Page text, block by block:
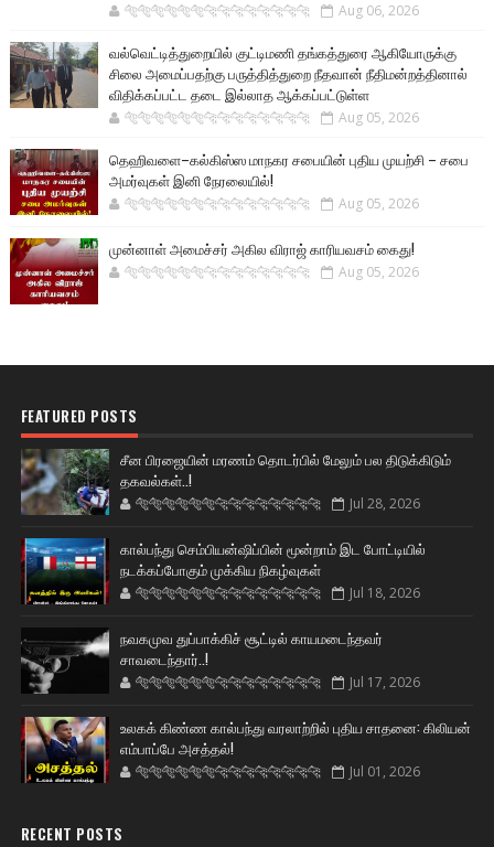
🐅🐅🐅🐅🐅🐅🐆🐆🐆🐆🐆🐆🐆🐆 Aug 06, 2026
வல்வெட்டித்துறையில் குட்டிமணி தங்கத்துரை ஆகியோருக்கு
சிலை அமைப்பதற்கு பருத்தித்துறை நீதவான் நீதிமன்றத்தினால்
விதிக்கப்பட்ட தடை இல்லாத ஆக்கப்பட்டுள்ள
🐅🐅🐅🐅🐅🐅🐆🐆🐆🐆🐆🐆🐆🐆 Aug 05, 2026
தெஹிவளை–கல்கிஸ்ஸ மாநகர சபையின் புதிய முயற்சி – சபை
அமர்வுகள் இனி நேரலையில்!
🐅🐅🐅🐅🐅🐅🐆🐆🐆🐆🐆🐆🐆🐆 Aug 05, 2026
முன்னாள் அமைச்சர் அகில விராஜ் காரியவசம் கைது!
🐅🐅🐅🐅🐅🐅🐆🐆🐆🐆🐆🐆🐆🐆 Aug 05, 2026
FEATURED POSTS
சீன பிரஜையின் மரணம் தொடர்பில் மேலும் பல திடுக்கிடும்
தகவல்கள்..!
🐅🐅🐅🐅🐅🐅🐆🐆🐆🐆🐆🐆🐆🐆 Jul 28, 2026
கால்பந்து செம்பியன்ஷிப்பின் மூன்றாம் இட போட்டியில்
நடக்கப்போகும் முக்கிய நிகழ்வுகள்
🐅🐅🐅🐅🐅🐅🐆🐆🐆🐆🐆🐆🐆🐆 Jul 18, 2026
நவகமுவ துப்பாக்கிச் சூட்டில் காயமடைந்தவர்
சாவடைந்தார்..!
🐅🐅🐅🐅🐅🐅🐆🐆🐆🐆🐆🐆🐆🐆 Jul 17, 2026
உலகக் கிண்ண கால்பந்து வரலாற்றில் புதிய சாதனை: கிலியன்
எம்பாப்பே அசத்தல்!
🐅🐅🐅🐅🐅🐅🐆🐆🐆🐆🐆🐆🐆🐆 Jul 01, 2026
RECENT POSTS